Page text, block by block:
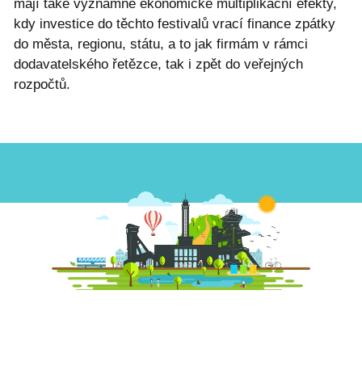
mají také významné ekonomické multiplikační efekty,
kdy investice do těchto festivalů vrací finance zpátky
do města, regionu, státu, a to jak firmám v rámci
dodavatelského řetězce, tak i zpět do veřejných
rozpočtů.